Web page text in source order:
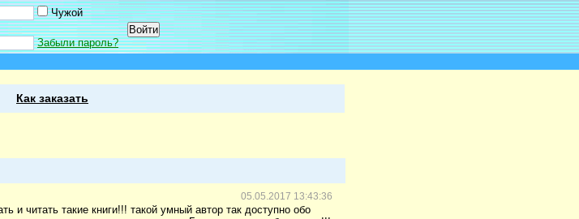
Чужой
Забыли пароль?
Как заказать
05.05.2017 13:43:36
и читать такие книги!!! такой умный автор так доступно обо